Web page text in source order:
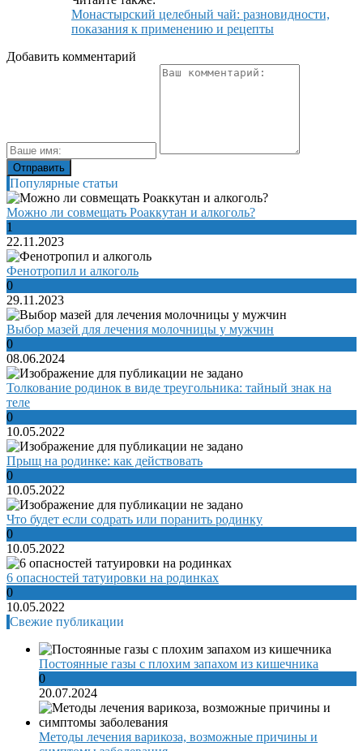
Монастырский целебный чай: разновидности,
показания к применению и рецепты
Добавить комментарий
Популярные статьи
Можно ли совмещать Роаккутан и алкоголь?
1
22.11.2023
Фенотропил и алкоголь
0
29.11.2023
Выбор мазей для лечения молочницы у мужчин
0
08.06.2024
Толкование родинок в виде треугольника: тайный знак на
теле
0
10.05.2022
Прыщ на родинке: как действовать
0
10.05.2022
Что будет если содрать или поранить родинку
0
10.05.2022
6 опасностей татуировки на родинках
0
10.05.2022
Свежие публикации
Постоянные газы с плохим запахом из кишечника
0
20.07.2024
Методы лечения варикоза, возможные причины и